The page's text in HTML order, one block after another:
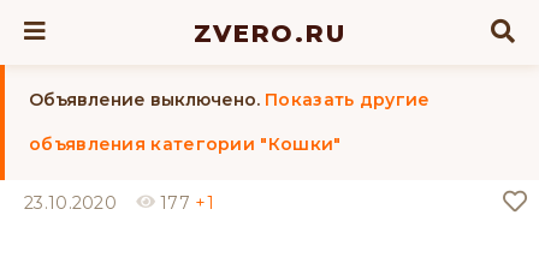
ZVERO.RU
Объявление выключено. Показать другие
объявления категории "Кошки"
23.10.2020 177 +1